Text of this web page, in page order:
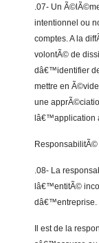
.07- Un
intentionnel ou
comptes. A la
volontÃ© de
dâ€™identifier
mettre en
une
lâ€™application
.08- La
lâ€™entitÃ©
dâ€™entreprise.
Il est de la